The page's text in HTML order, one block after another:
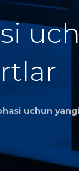
uchun